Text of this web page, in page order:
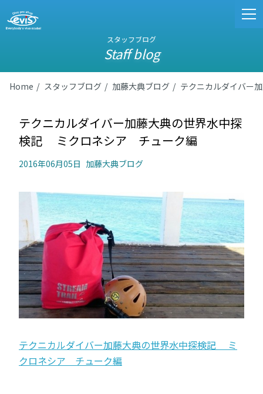
スタッフブログ
Staff blog
Home スタッフブログ 加藤大典ブログ テクニカルダイバー
テクニカルダイバー加藤大典の世界水中探
検記 ミクロネシア チューク編
2016年06月05日 加藤大典ブログ
テクニカルダイバー加藤大典の世界水中探検記 ミ
クロネシア チューク編